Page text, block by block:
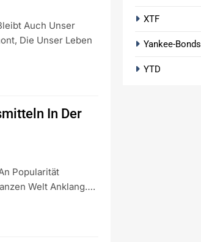
Auch Unser
Die Unser Leben
In Der
Popularität
Welt Anklang….
XTF
Yankee-Bonds
YTD